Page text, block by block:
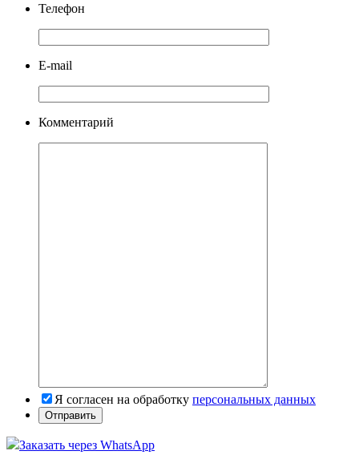
Телефон
E-mail
Комментарий
Я согласен на обработку персональных данных
Заказать через WhatsApp